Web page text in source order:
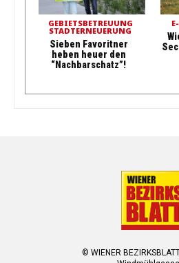
GEBIETSBETREUUNG
STADTERNEUERUNG
Sieben Favoritner
heben heuer den
“Nachbarschatz”!
© WIENER